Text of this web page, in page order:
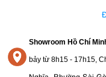
Showroom Hồ Chí
bảy từ 8h15 - 17h15,